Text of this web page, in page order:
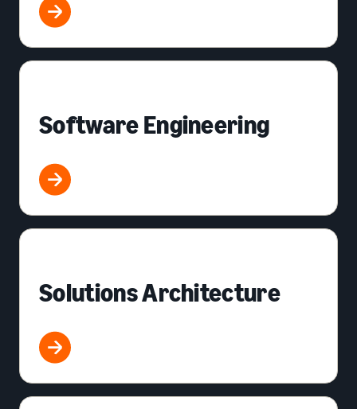
Software Engineering
Solutions Architecture